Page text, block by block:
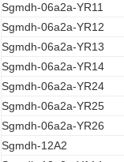
Sgmdh-06a2a-YR11
Sgmdh-06a2a-YR12
Sgmdh-06a2a-YR13
Sgmdh-06a2a-YR14
Sgmdh-06a2a-YR24
Sgmdh-06a2a-YR25
Sgmdh-06a2a-YR26
Sgmdh-12A2